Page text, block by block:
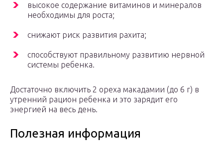
высокое содержание витаминов и минералов
необходимы для роста;
снижают риск развития рахита;
способствуют правильному развитию нервной
системы ребенка.
Достаточно включить 2 ореха макадамии (до 6 г) в
утренний рацион ребенка и это зарядит его
энергией на весь день.
Полезная информация